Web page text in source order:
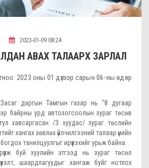
2023-01-09 08:24
АВАХ ТАЛААРХ ЗАРЛАЛ
2023 оны 01 дүгээр сарын 06-ны өдөр
Засаг даргын Тамгын газар нь “8 дугаар
байрны урд автозогсоолын зураг төсөв
хавсаргасан /3 хуудас/ зураг төслийн
хангах зөвлөх үйлчилгээний талаар үнийн
танилцуулгыг ирүүлэхийг урьж байна.
буй хуулийн этгээд нь зураг төсөл
шаардлагуудыг хангаж буйг нотлох